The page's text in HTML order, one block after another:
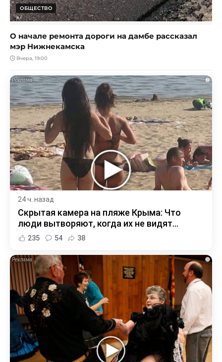
ОБЩЕСТВО
О начале ремонта дороги на дамбе рассказал
мэр Нижнекамска
Вчера, 19:00
i
24 ч. назад
Скрытая камера на пляже Крыма: Что
люди вытворяют, когда их не видят...
235 54 38
i